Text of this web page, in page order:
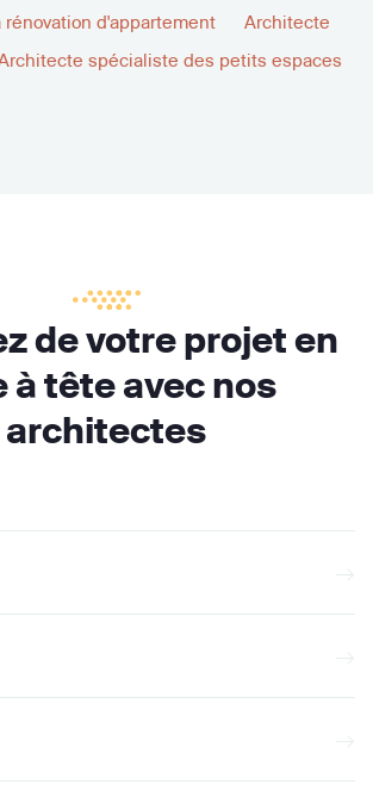
d'appartement
Architecte
spécialiste des petits espaces
de votre projet en
à tête avec nos
architectes